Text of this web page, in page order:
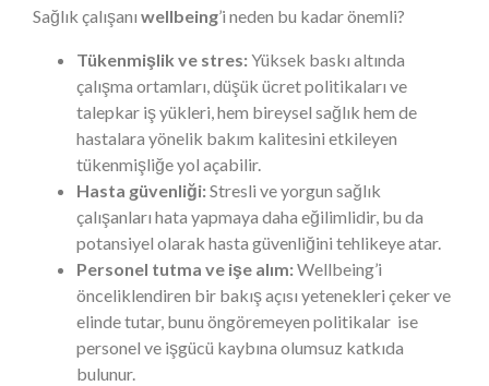
Sağlık çalışanı wellbeing’i neden bu kadar önemli?
Tükenmişlik ve stres:Yüksek baskı altında
çalışma ortamları, düşük ücret politikaları ve
talepkar iş yükleri, hem bireysel sağlık hem de
hastalara yönelik bakım kalitesini etkileyen
tükenmişliğe yol açabilir.
Hasta güvenliği:Stresli ve yorgun sağlık
çalışanları hata yapmaya daha eğilimlidir, bu da
potansiyel olarak hasta güvenliğini tehlikeye atar.
Personel tutma ve işe alım:Wellbeing’i
önceliklendiren bir bakış açısı yetenekleri çeker ve
elinde tutar, bunu öngöremeyen politikalar ise
personel ve işgücü kaybına olumsuz katkıda
bulunur.